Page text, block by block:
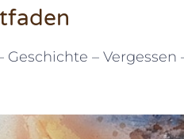
– Vergessen